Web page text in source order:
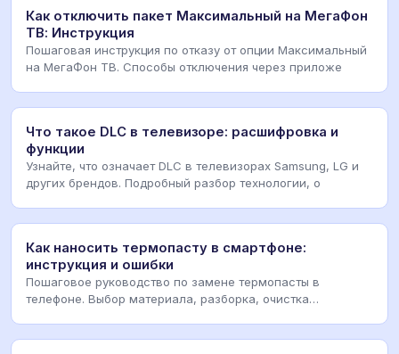
Как отключить пакет Максимальный на МегаФон
ТВ: Инструкция
Пошаговая инструкция по отказу от опции Максимальный
на МегаФон ТВ. Способы отключения через приложе
Что такое DLC в телевизоре: расшифровка и
функции
Узнайте, что означает DLC в телевизорах Samsung, LG и
других брендов. Подробный разбор технологии, о
Как наносить термопасту в смартфоне:
инструкция и ошибки
Пошаговое руководство по замене термопасты в
телефоне. Выбор материала, разборка, очистка